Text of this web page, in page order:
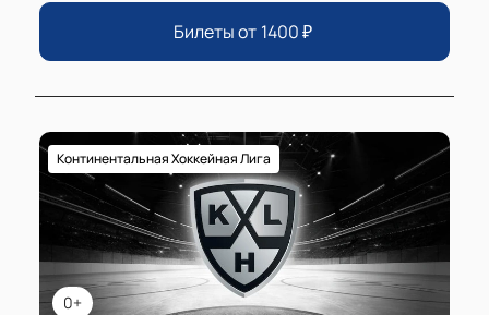
Билеты от 1400₽
0+
Континентальная Хоккейная Лига